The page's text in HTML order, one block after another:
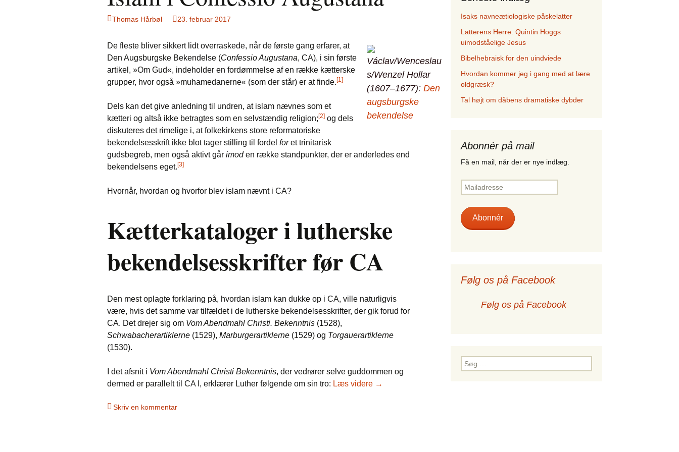
Thomas Hårbøl 23. februar 2017
Václav/Wenceslau
s/Wenzel Hollar
(1607–1677): Den
augsburgske
bekendelse
De fleste bliver sikkert lidt overraskede, når de første gang erfarer, at
Den Augsburgske Bekendelse (Confessio Augustana, CA), i sin første
artikel, »Om Gud«, indeholder en fordømmelse af en række kætterske
grupper, hvor også »muhamedanerne« (som der står) er at finde.[1]
Dels kan det give anledning til undren, at islam nævnes som et
kætteri og altså ikke betragtes som en selvstændig religion;[2] og dels
diskuteres det rimelige i, at folkekirkens store reformatoriske
bekendelsesskrift ikke blot tager stilling til fordel foret trinitarisk
gudsbegreb, men også aktivt går imoden række standpunkter, der er anderledes end
bekendelsens eget.[3]
Hvornår, hvordan og hvorfor blev islam nævnt i CA?
Kætterkataloger i lutherske
bekendelsesskrifter før CA
Den mest oplagte forklaring på, hvordan islam kan dukke op i CA, ville naturligvis
være, hvis det samme var tilfældet i de lutherske bekendelsesskrifter, der gik forud for
CA. Det drejer sig om Vom Abendmahl Christi. Bekenntnis (1528),
Schwabacherartiklerne (1529), Marburgerartiklerne (1529) og Torgauerartiklerne
(1530).
I det afsnit i Vom Abendmahl Christi Bekenntnis, der vedrører selve guddommen og
dermed er parallelt til CA I, erklærer Luther følgende om sin tro: Læs videre Islam i Confessio Augustana
→
Skriv en kommentar
Isaks navneætiologiske påskelatter
Latterens Herre. Quintin Hoggs
uimodståelige Jesus
Bibelhebraisk for den uindviede
Hvordan kommer jeg i gang med at lære
oldgræsk?
Tal højt om dåbens dramatiske dybder
Abonnér på mail
Få en mail, når der er nye indlæg.
Mailadresse
Abonnér
Følg os på Facebook
Følg os på Facebook
Søg
efter: